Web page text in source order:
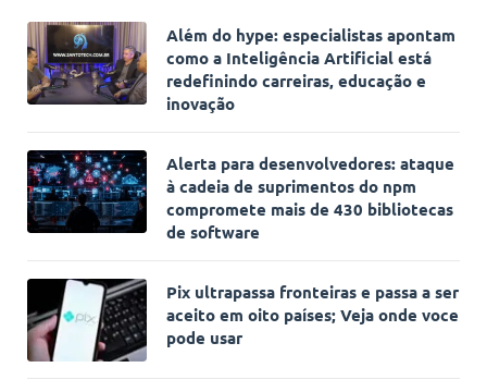
Além do hype: especialistas apontam
como a Inteligência Artificial está
redefinindo carreiras, educação e
inovação
Alerta para desenvolvedores: ataque
à cadeia de suprimentos do npm
compromete mais de 430 bibliotecas
de software
Pix ultrapassa fronteiras e passa a ser
aceito em oito países; Veja onde voce
pode usar